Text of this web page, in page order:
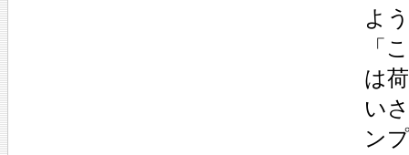
よ
「
は
い
ン